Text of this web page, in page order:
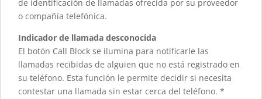
de identificación de llamadas ofrecida por su proveedor
o compañía telefónica.
Indicador de llamada desconocida
El botón Call Block se ilumina para notificarle las
llamadas recibidas de alguien que no está registrado en
su teléfono. Esta función le permite decidir si necesita
contestar una llamada sin estar cerca del teléfono. *